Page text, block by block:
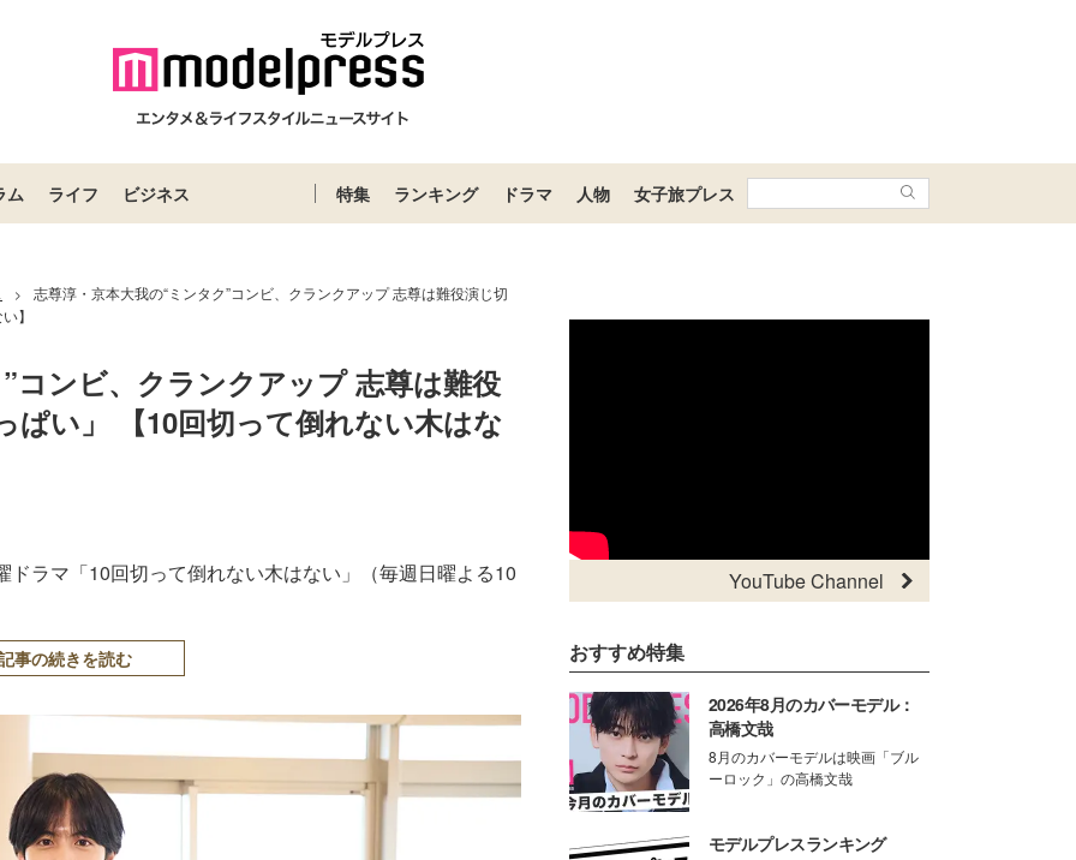
ム ライフ ビジネス 特集 ランキング ドラマ 人物 女子旅プレス
>
志尊淳・京本大我の“ミンタク”コンビ、クランクアップ 志尊は難役演じ切
】
コンビ、クランクアップ 志尊は難役
ぱい」 【10回切って倒れない木はな
ラマ「10回切って倒れない木はない」（毎週日曜よる10
事の続きを読む
YouTube Channel
おすすめ特集
2026年8月のカバーモデル：
高橋文哉
8月のカバーモデルは映画「ブル
ーロック」の高橋文哉
モデルプレスランキング